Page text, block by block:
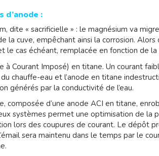
d’anode :
dite « sacrificielle » : le magnésium va
la cuve, empêchant ainsi la corrosion.
le cas échéant, remplacée en fonction de
à Courant Imposé) en titane. Un courant
chauffe-eau et l’anode en titane
générés par la conductivité de l’eau.
composée d’une anode ACI en titane,
systèmes permet une optimisation de la
lors des coupures de courant. Le dépôt
sera maintenu dans le temps par le